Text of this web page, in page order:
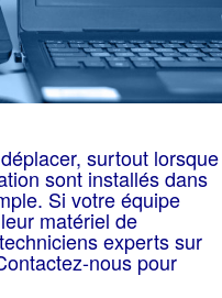
surtout lorsque
sont installés dans
Si votre équipe
matériel de
experts sur
nous pour